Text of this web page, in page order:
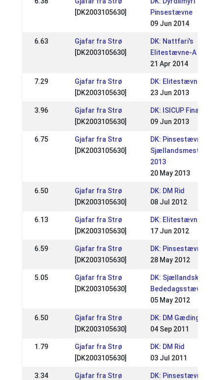
[DK2003105630]
Pinsestævne
09 Jun 2014
6.63
Gjafar fra Strø
[DK2003105630]
DK: Nattfari's
Elitestævne-A
21 Apr 2014
7.29
Gjafar fra Strø
[DK2003105630]
DK: Elitestævne A
23 Jun 2013
3.96
Gjafar fra Strø
[DK2003105630]
DK: ISICUP Finale
09 Jun 2013
6.75
Gjafar fra Strø
[DK2003105630]
DK: Pinsestævnet /
2013
20 May 2013
6.50
Gjafar fra Strø
[DK2003105630]
DK: DM Rid
08 Jul 2012
6.13
Gjafar fra Strø
[DK2003105630]
DK: Elitestævne A
17 Jun 2012
6.59
Gjafar fra Strø
[DK2003105630]
DK: Pinsestævne
28 May 2012
5.05
Gjafar fra Strø
[DK2003105630]
DK: Sjællandsk
Bededagsstævne
05 May 2012
6.50
Gjafar fra Strø
[DK2003105630]
DK: DM
04 Sep 2011
1.79
Gjafar fra Strø
[DK2003105630]
DK: DM Rid
03 Jul 2011
3.34
Gjafar fra Strø
DK: Pinsestævne /